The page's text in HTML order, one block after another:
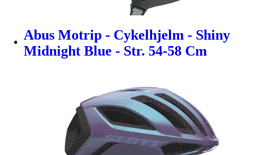
Abus Motrip - Cykelhjelm - Shiny
Midnight Blue - Str. 54-58 Cm